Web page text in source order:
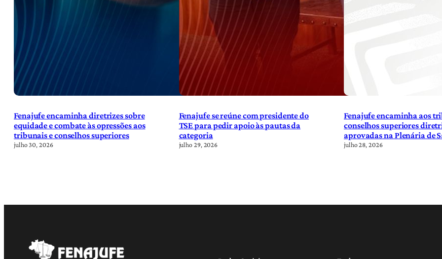
Fenajufe encaminha diretrizes sobre
equidade e combate às opressões aos
tribunais e conselhos superiores
julho 30, 2026
Fenajufe se reúne com presidente do
TSE para pedir apoio às pautas da
categoria
julho 29, 2026
Fenajufe encaminha aos
conselhos superiores
aprovadas na Plenária de
julho 28, 2026